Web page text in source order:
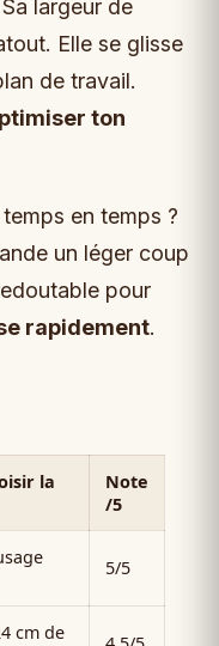
largeur de
Elle se glisse
de travail.
ton
en temps ?
un léger coup
pour
rapidement.
la
Note
/5
5/5
cm de